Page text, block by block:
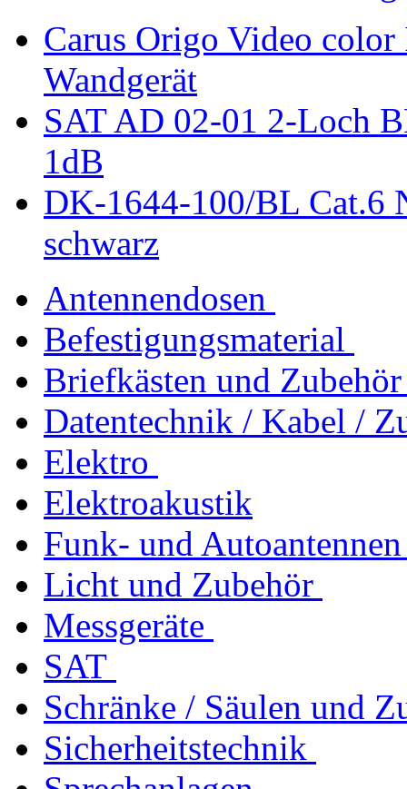
Carus Origo Video color
Wandgerät
SAT AD 02-01 2-Loch
1dB
DK-1644-100/BL Cat.6
schwarz
Antennendosen
Befestigungsmaterial
Briefkästen und Zubehör
Datentechnik / Kabel /
Elektro
Elektroakustik
Funk- und Autoantennen
Licht und Zubehör
Messgeräte
SAT
Schränke / Säulen und
Sicherheitstechnik